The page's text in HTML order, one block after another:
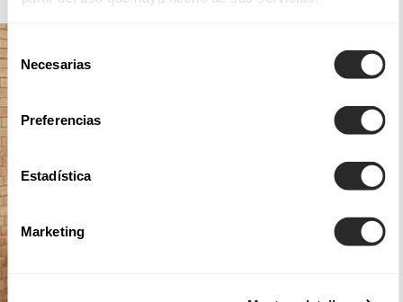
Selección
de
consentimiento
Necesarias
Preferencias
Estadística
Marketing